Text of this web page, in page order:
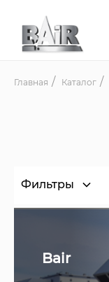
Главная Каталог
Фильтры
Bair